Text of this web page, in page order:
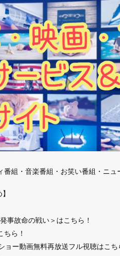
組・音楽番組・お笑い番組・ニ
事故命の戦い＞はこちら！
ら！
ー動画無料再放送フル視聴はこち